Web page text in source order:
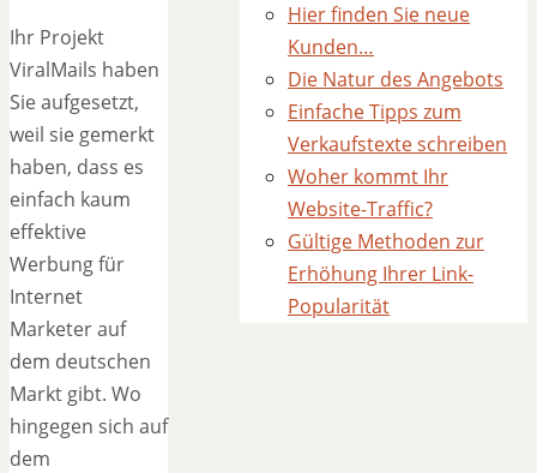
Ihr Projekt
ViralMails haben
Sie aufgesetzt,
weil sie gemerkt
haben, dass es
einfach kaum
effektive
Werbung für
Internet
Marketer auf
dem deutschen
Markt gibt. Wo
hingegen sich auf
dem
Hier finden Sie neue
Kunden…
Die Natur des Angebots
Einfache Tipps zum
Verkaufstexte schreiben
Woher kommt Ihr
Website-Traffic?
Gültige Methoden zur
Erhöhung Ihrer Link-
Popularität